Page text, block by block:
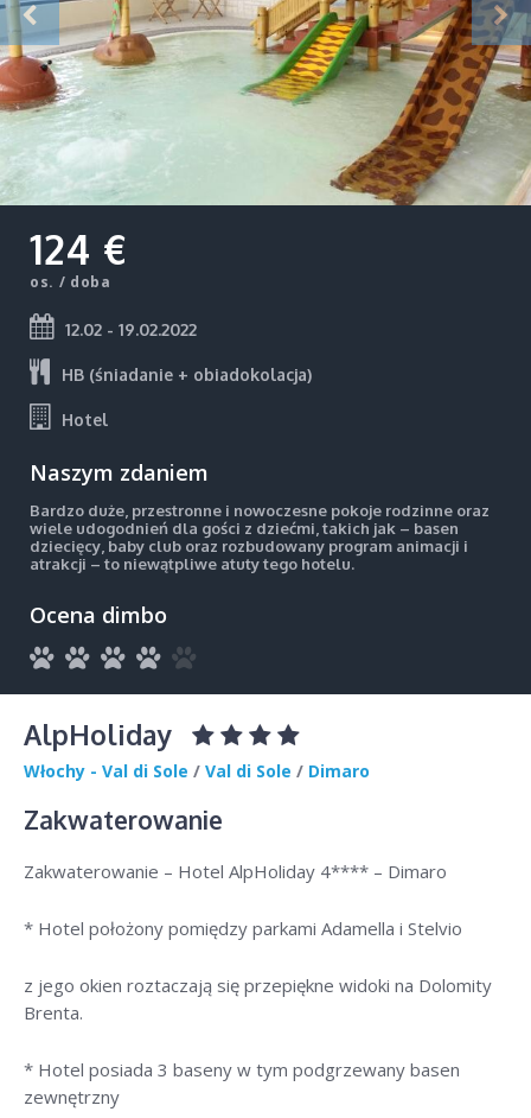
124 €
os. / doba
12.02 - 19.02.2022
HB (śniadanie + obiadokolacja)
Hotel
Naszym zdaniem
Bardzo duże, przestronne i nowoczesne pokoje rodzinne oraz
wiele udogodnień dla gości z dziećmi, takich jak – basen
dziecięcy, baby club oraz rozbudowany program animacji i
atrakcji – to niewątpliwe atuty tego hotelu.
Ocena dimbo
AlpHoliday
Włochy - Val di Sole / Val di Sole / Dimaro
Zakwaterowanie
Zakwaterowanie – Hotel AlpHoliday 4**** – Dimaro
* Hotel położony pomiędzy parkami Adamella i Stelvio
z jego okien roztaczają się przepiękne widoki na Dolomity
Brenta.
* Hotel posiada 3 baseny w tym podgrzewany basen
zewnętrzny